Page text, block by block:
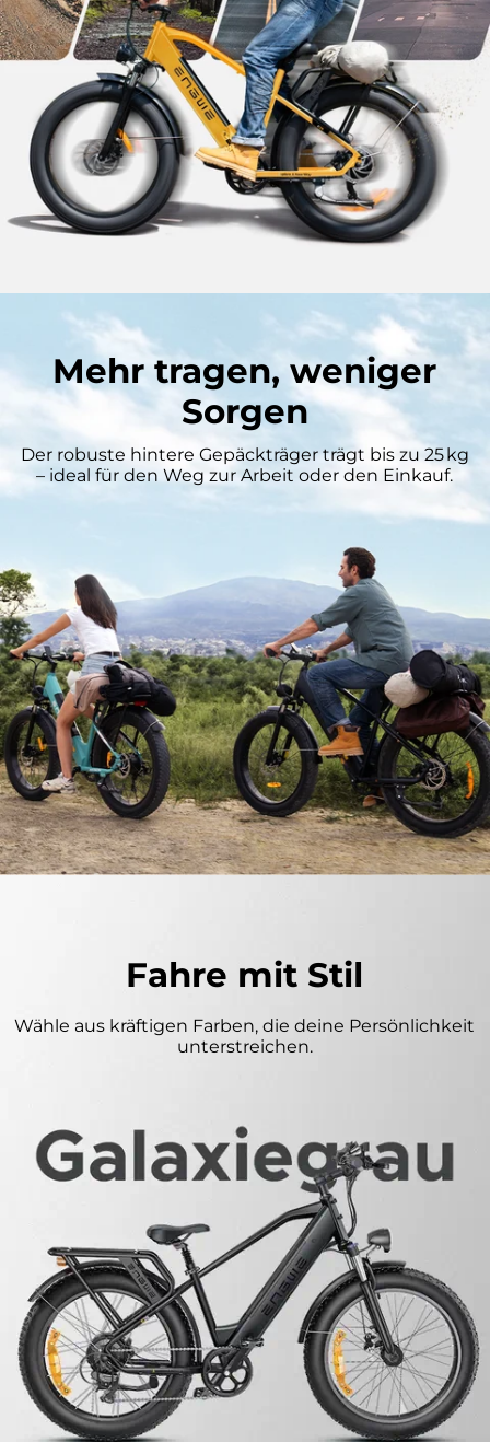
Mehr tragen, weniger
Sorgen
Der robuste hintere Gepäckträger trägt bis zu 25 kg
– ideal für den Weg zur Arbeit oder den Einkauf.
Fahre mit Stil
Wähle aus kräftigen Farben, die deine Persönlichkeit
unterstreichen.